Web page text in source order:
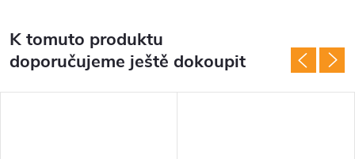
K tomuto produktu
doporučujeme ještě dokoupit